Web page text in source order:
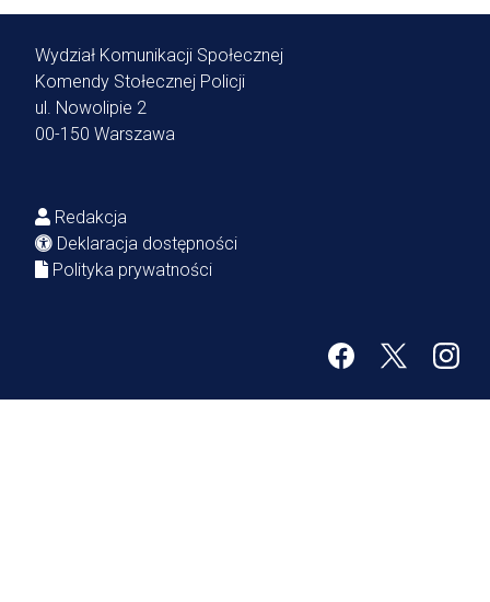
Wydział Komunikacji Społecznej
Komendy Stołecznej Policji
ul. Nowolipie 2
00-150 Warszawa
Redakcja
Deklaracja dostępności
Polityka prywatności
Facebook
Twitter